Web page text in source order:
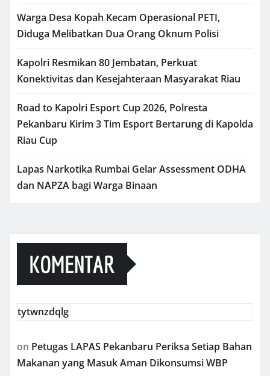
Warga Desa Kopah Kecam Operasional PETI,
Diduga Melibatkan Dua Orang Oknum Polisi
Kapolri Resmikan 80 Jembatan, Perkuat
Konektivitas dan Kesejahteraan Masyarakat Riau
Road to Kapolri Esport Cup 2026, Polresta
Pekanbaru Kirim 3 Tim Esport Bertarung di Kapolda
Riau Cup
Lapas Narkotika Rumbai Gelar Assessment ODHA
dan NAPZA bagi Warga Binaan
KOMENTAR
tytwnzdqlg
on Petugas LAPAS Pekanbaru Periksa Setiap Bahan
Makanan yang Masuk Aman Dikonsumsi WBP